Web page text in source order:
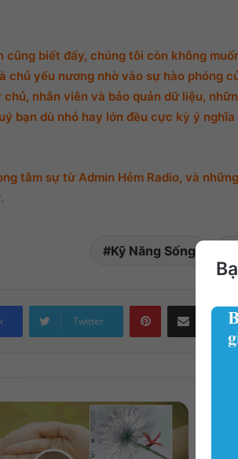
cũng biết đấy, chúng tôi còn không
chủ yếu nương nhờ vào sự hào phóng
nhân viên và bảo quản dữ liệu,
bạn dù nhỏ hay lớn đều cực kỳ ý
tâm sự từ Admin Hẻm Radio, và
Kỹ Năng Sống
Twitter